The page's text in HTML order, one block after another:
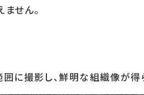
せん。
に撮影し、鮮明な組織像が得